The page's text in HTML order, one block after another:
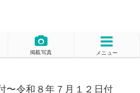
掲載写真 メニュー
〜令和８年７月１２日付